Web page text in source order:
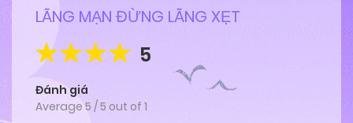
LÃNG MẠN ĐỪNG LÃNG XẸT
5
Đánh giá
Average 5 /5 out of 1